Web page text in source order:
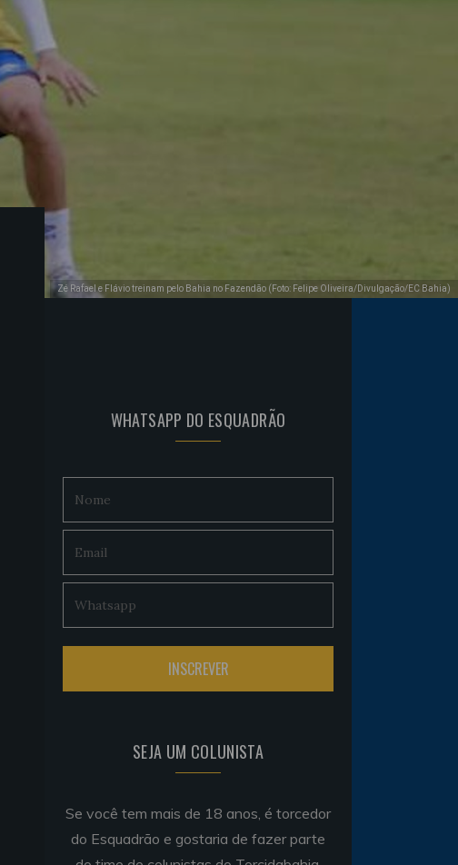
Zé Rafael e Flávio treinam pelo Bahia no Fazendão (Foto: Felipe Oliveira/Divulgação/EC Bahia)
WHATSAPP DO ESQUADRÃO
SEJA UM COLUNISTA
Se você tem mais de 18 anos, é torcedor
do Esquadrão e gostaria de fazer parte